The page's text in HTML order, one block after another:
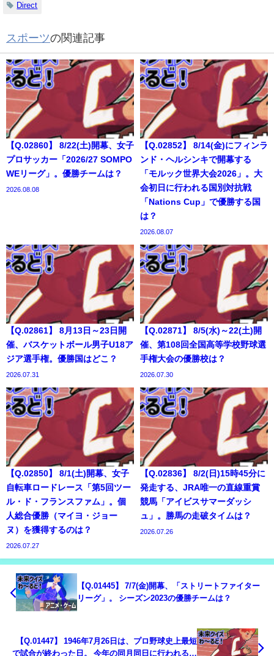
Direct
スポーツの関連記事
【Q.02860】 8/22(土)開幕、女子
プロサッカー「2026/27 SOMPO
WEリーグ」。優勝チームは？
2026.08.08
【Q.02852】 8/14(金)にフィンラ
ンド・ヘルシンキで開幕する
「モルック世界大会2026」。大
会初日に行われる国別対抗戦
「Nations Cup」で優勝する国
は？
2026.08.07
【Q.02861】 8月13日～23日開
催、バスケットボール男子U18ア
ジア選手権。優勝国はどこ？
2026.07.31
【Q.02871】 8/5(水)～22(土)開
催、第108回全国高等学校野球選
手権大会の優勝校は？
2026.07.30
【Q.02850】 8/1(土)開幕、女子
自転車ロードレース「第5回ツー
ル・ド・フランスファム」。個
人総合優勝（マイヨ・ジョー
ヌ）を獲得するのは？
2026.07.27
【Q.02836】 8/2(日)15時45分に
発走する、JRA唯一の直線重賞
競馬「アイビスサマーダッシ
ュ」。勝馬の走破タイムは？
2026.07.26
【Q.01445】 7/7(金)開幕、「ストリートファイター
リーグ」。 シーズン2023の優勝チームは？
【Q.01447】 1946年7月26日は、プロ野球史上最短
で試合が終わった日。 今年の同月同日に行われる試